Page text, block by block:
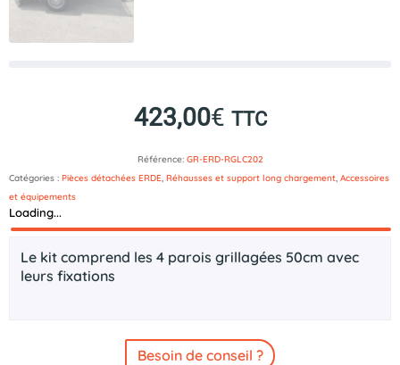
423,00€ TTC
Référence: GR-ERD-RGLC202
Catégories : Pièces détachées ERDE, Réhausses et support long chargement, Accessoires
et équipements
Loading...
Description
Le kit comprend les 4 parois grillagées 50cm avec
leurs fixations
Besoin de conseil ?